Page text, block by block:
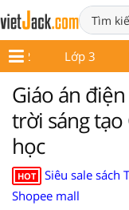
Lớp 2 Lớp 3
Giáo án
trời sáng tạo
học
HOT
Siêu sale sách
Shopee mall